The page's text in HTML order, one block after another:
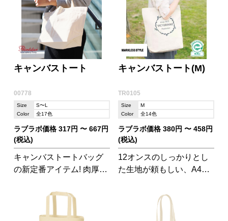
キャンバストート
00778
Size
S〜L
Color
全17色
ラブラボ価格 317円 〜 667円
(税込)
キャンバストートバッグ
の新定番アイテム! 肉厚な
イズ展開が魅力です。 ※
新色の136サファリ/037ア
ーミーグリーン/223スモ
キャンバストート(M)
TR0105
Size
M
Color
全14色
ラブラボ価格 380円 〜 458円
(税込)
12オンスのしっかりとし
た生地が頼もしい、A4サ
です。カラー展開が豊富
なのが嬉しい!